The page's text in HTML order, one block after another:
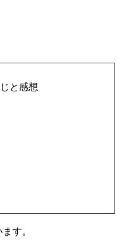
と感想
す。